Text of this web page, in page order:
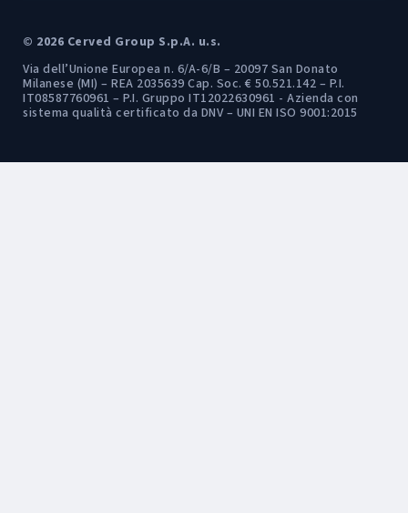
© 2026 Cerved Group S.p.A. u.s.
Via dell’Unione Europea n. 6/A-6/B – 20097 San Donato
Milanese (MI) – REA 2035639 Cap. Soc. € 50.521.142 – P.I.
IT08587760961 – P.I. Gruppo IT12022630961 - Azienda con
sistema qualità certificato da DNV – UNI EN ISO 9001:2015